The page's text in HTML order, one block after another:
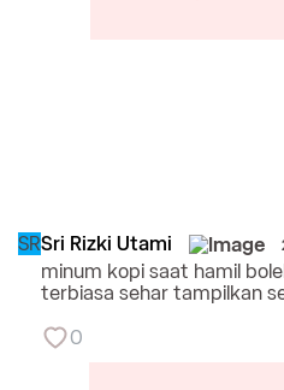
SRSri Rizki Utami
minum kopi saat hamil
terbiasa sehar tampilkan
0